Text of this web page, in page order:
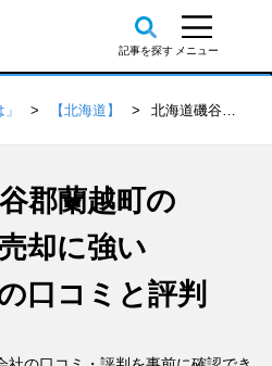
【北海道】 北海道磯谷郡蘭越町の不動産会社 口コミ・評判一覧
郡蘭越町の
却に強い
口コミと評判